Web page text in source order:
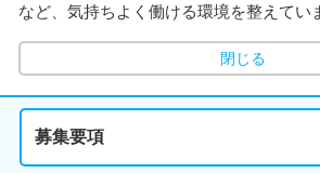
など、気持ちよく働ける環境を整えてい
閉じる
募集要項